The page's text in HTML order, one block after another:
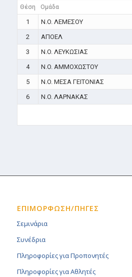
Θέση Ομάδα
1 N.O. ΛΕΜΕΣΟΥ
2
ΑΠΟΕΛ
3
N.O. ΛΕΥΚΩΣΙΑΣ
4
N.O. ΑΜΜΟΧΩΣΤΟΥ
5
N.O. ΜΕΣΑ ΓΕΙΤΟΝΙΑΣ
6
N.O. ΛΑΡΝΑΚΑΣ
ΕΠΙΜΟΡΦΩΣΗ/ΠΗΓΕΣ
Σεμινάρια
Συνέδρια
Πληροφορίες για Προπονητές
Πληροφορίες για Αθλητές